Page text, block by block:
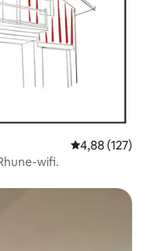
4,88 de uma
4,88 (127)
wifi.